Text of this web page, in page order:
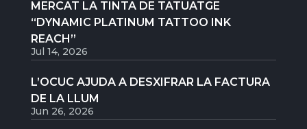
MERCAT LA TINTA DE TATUATGE
“DYNAMIC PLATINUM TATTOO INK
REACH”
Jul 14, 2026
L’OCUC AJUDA A DESXIFRAR LA FACTURA
DE LA LLUM
Jun 26, 2026